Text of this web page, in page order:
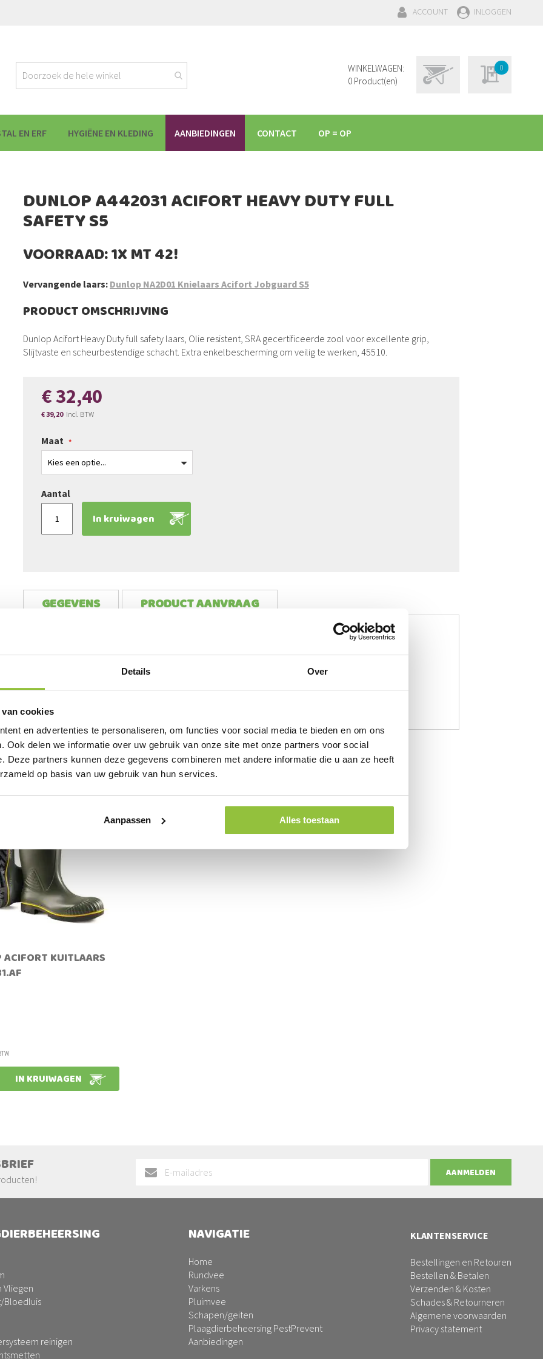
Details Over
cookies
en advertenties te personaliseren, om functies voor social media te bieden en om ons
Ook delen we informatie over uw gebruik van onze site met onze partners voor social
Deze partners kunnen deze gegevens combineren met andere informatie die u aan ze heeft
op basis van uw gebruik van hun services.
Aanpassen Alles toestaan
ACCOUNT INLOGGEN
Mijn aanvraag
0
WINKELWAGEN:
0 Product(en)
EN ERF HYGIËNE EN KLEDING AANBIEDINGEN CONTACT OP = OP
DUNLOP A442031 ACIFORT HEAVY DUTY FULL
SAFETY S5
VOORRAAD: 1X MT 42!
Vervangende laars: Dunlop NA2D01 Knielaars Acifort Jobguard S5
PRODUCT OMSCHRIJVING
Dunlop Acifort Heavy Duty full safety laars, Olie resistent, SRA gecertificeerde zool voor excellente grip,
Slijtvaste en scheurbestendige schacht. Extra enkelbescherming om veilig te werken, 45510.
Slechts
€ 39,20
€ 32,40
Maat
Aantal
In kruiwagen
GEGEVENS
informatie
Inhoud verpakking
PRODUCT AANVRAAG
DIT VIND JE MISSCHIEN OOK INTERESSANT
KUITLAARS
IN KRUIWAGEN
AANMELDEN
Vliegen
Bloedluis
reinigen
NAVIGATIE
Home
Rundvee
Varkens
Pluimvee
Schapen/geiten
Plaagdierbeheersing PestPrevent
Aanbiedingen
KLANTENSERVICE
Bestellingen en Retouren
Bestellen & Betalen
Verzenden & Kosten
Schades & Retourneren
Algemene voorwaarden
Privacy statement